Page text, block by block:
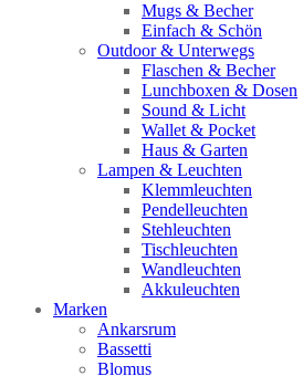
Mugs & Becher
Einfach & Schön
Outdoor & Unterwegs
Flaschen & Becher
Lunchboxen & Dosen
Sound & Licht
Wallet & Pocket
Haus & Garten
Lampen & Leuchten
Klemmleuchten
Pendelleuchten
Stehleuchten
Tischleuchten
Wandleuchten
Akkuleuchten
Marken
Ankarsrum
Bassetti
Blomus